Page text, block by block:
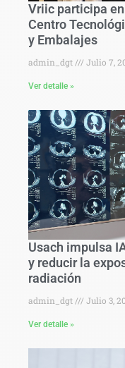
Vriic participa
Centro
y Embalajes
admin_dgt Julio 7,
Ver detalle »
Usach impulsa
y reducir la
radiación
admin_dgt Julio 3,
Ver detalle »